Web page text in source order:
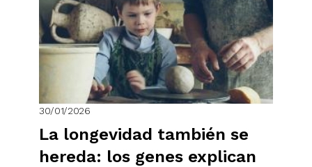
30/01/2026
La longevidad también se
hereda: los genes explican